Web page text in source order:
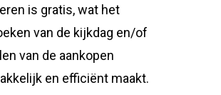
is gratis, wat het
van de kijkdag en/of
van de aankopen
en efficiënt maakt.